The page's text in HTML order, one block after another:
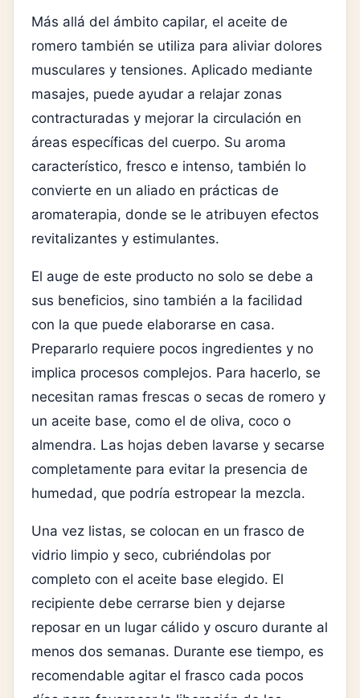
Más allá del ámbito capilar, el aceite de
romero también se utiliza para aliviar dolores
musculares y tensiones. Aplicado mediante
masajes, puede ayudar a relajar zonas
contracturadas y mejorar la circulación en
áreas específicas del cuerpo. Su aroma
característico, fresco e intenso, también lo
convierte en un aliado en prácticas de
aromaterapia, donde se le atribuyen efectos
revitalizantes y estimulantes.
El auge de este producto no solo se debe a
sus beneficios, sino también a la facilidad
con la que puede elaborarse en casa.
Prepararlo requiere pocos ingredientes y no
implica procesos complejos. Para hacerlo, se
necesitan ramas frescas o secas de romero y
un aceite base, como el de oliva, coco o
almendra. Las hojas deben lavarse y secarse
completamente para evitar la presencia de
humedad, que podría estropear la mezcla.
Una vez listas, se colocan en un frasco de
vidrio limpio y seco, cubriéndolas por
completo con el aceite base elegido. El
recipiente debe cerrarse bien y dejarse
reposar en un lugar cálido y oscuro durante al
menos dos semanas. Durante ese tiempo, es
recomendable agitar el frasco cada pocos